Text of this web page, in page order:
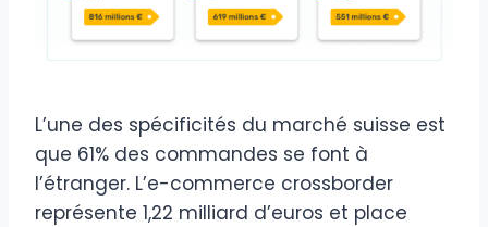
L’une des spécificités du marché suisse est
que 61% des commandes se font à
l’étranger. L’e-commerce crossborder
représente 1,22 milliard d’euros et place